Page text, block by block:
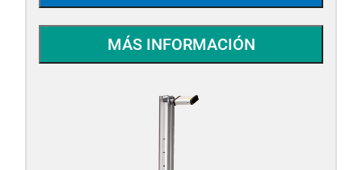
MÁS INFORMACIÓN